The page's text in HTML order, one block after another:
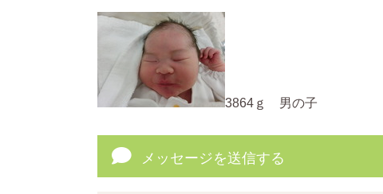
3864ｇ 男の子
メッセージを送信する